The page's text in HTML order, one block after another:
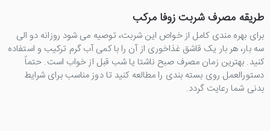
طریقه مصرف شربت زوفا مرکب
برای بهره مندی کامل از خواص این شربت، توصیه می شود روزانه دو الی
سه بار، هر بار یک قاشق غذاخوری از آن را با کمی آب گرم ترکیب و استفاده
کنید. بهترین زمان مصرف صبح ناشتا یا شب قبل از خواب است. حتماً
دستورالعمل روی بسته بندی را مطالعه کنید تا دوز مناسب برای شرایط
بدنی شما رعایت گردد.